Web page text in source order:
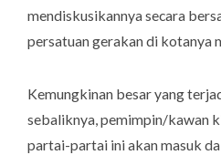
mendiskusikannya secara
persatuan gerakan di kotanya
Kemungkinan besar yang
sebaliknya, pemimpin/kawan
partai-partai ini akan masuk